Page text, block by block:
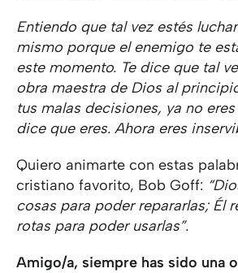
Entiendo que tal vez estés
mismo porque el enemigo te
este momento. Te dice que tal
obra maestra de Dios al
tus malas decisiones, ya no
dice que eres. Ahora eres
Quiero animarte con estas
cristiano favorito, Bob Goff:
cosas para poder repararlas; Él
rotas para poder usarlas”.
Amigo/a, siempre has sido una